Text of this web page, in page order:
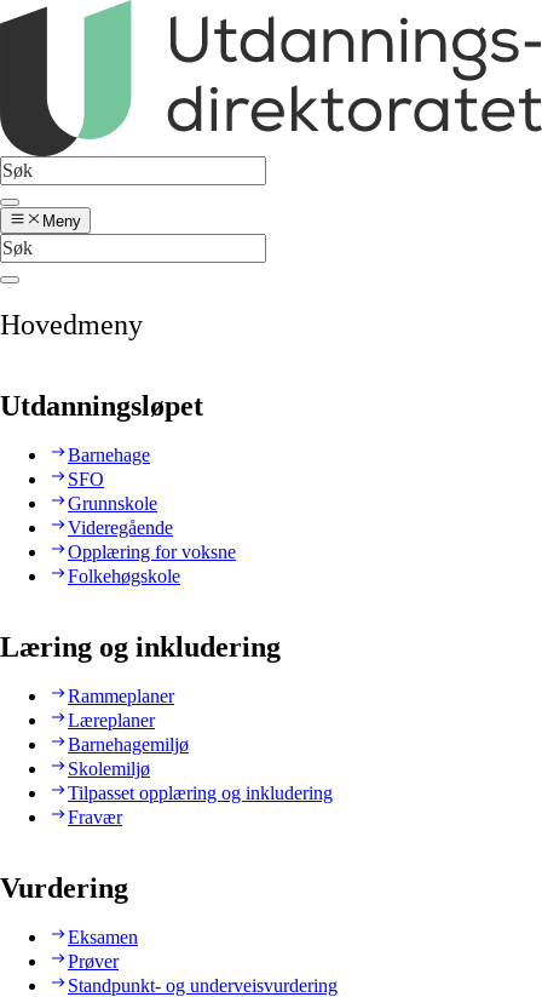
Meny
Hovedmeny
Utdanningsløpet
Barnehage
SFO
Grunnskole
Videregående
Opplæring for voksne
Folkehøgskole
Læring og inkludering
Rammeplaner
Læreplaner
Barnehagemiljø
Skolemiljø
Tilpasset opplæring og inkludering
Fravær
Vurdering
Eksamen
Prøver
Standpunkt- og underveisvurdering